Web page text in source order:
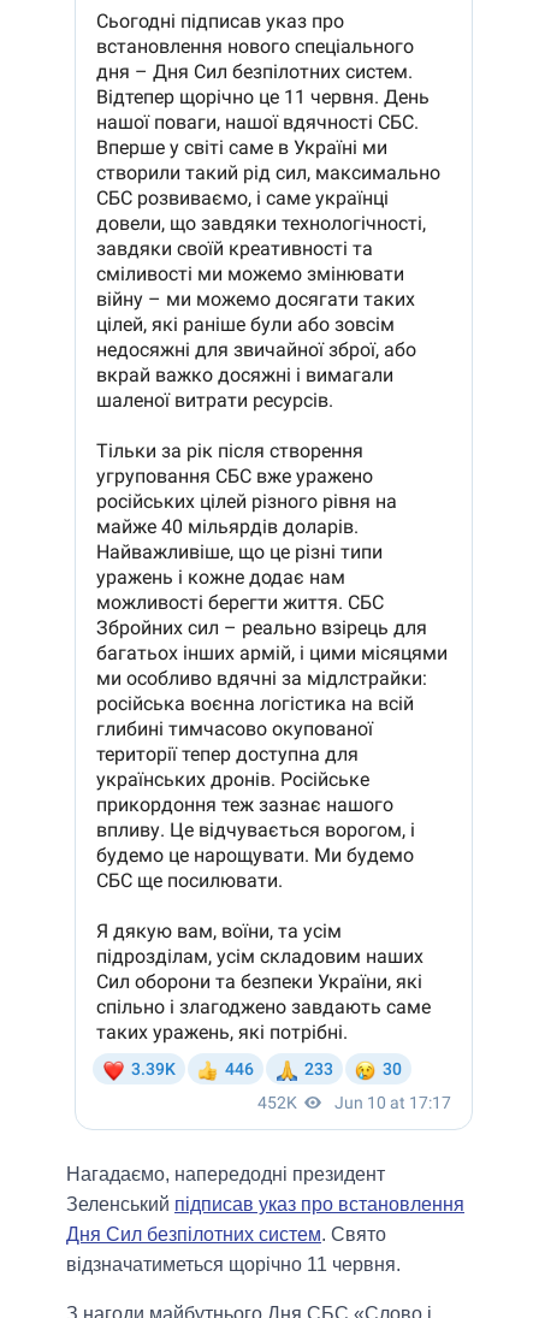
Нагадаємо, напередодні президент
Зеленський підписав указ про встановлення
Дня Сил безпілотних систем. Свято
відзначатиметься щорічно 11 червня.
З нагоди майбутнього Дня СБС «Слово і